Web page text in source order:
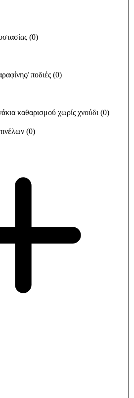
(0)
ποδιές (0)
καθαρισμού χωρίς χνούδι (0)
(0)